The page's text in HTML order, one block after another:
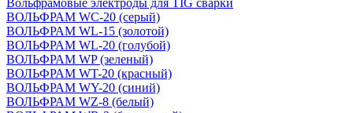
Вольфрамовые электроды для TIG сварки
ВОЛЬФРАМ WC-20 (серый)
ВОЛЬФРАМ WL-15 (золотой)
ВОЛЬФРАМ WL-20 (голубой)
ВОЛЬФРАМ WP (зеленый)
ВОЛЬФРАМ WT-20 (красный)
ВОЛЬФРАМ WY-20 (синий)
ВОЛЬФРАМ WZ-8 (белый)